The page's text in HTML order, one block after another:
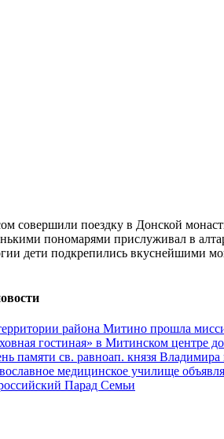
совершили поездку в Донской
пономарями прислуживал в
дети подкрепились вкуснейшими
района Митино прошла
гостиная» в Митинском центре
памяти св. равноап. князя
медицинское училище
Парад Семьи